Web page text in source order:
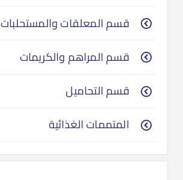
قسم المعلقات والمستحلبات
قسم المراهم والكريمات
قسم التحاميل
المتممات الغذائية